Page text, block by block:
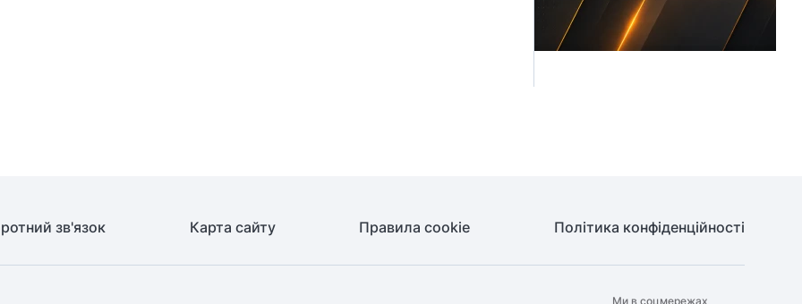
зв'язок Карта сайту Правила cookie Політика конфіденційності
Ми в соцмережах